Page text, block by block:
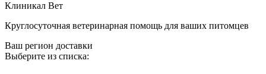
Клиникал Вет
Круглосуточная ветеринарная помощь для ваших питомцев
Ваш регион доставки
Выберите из списка: